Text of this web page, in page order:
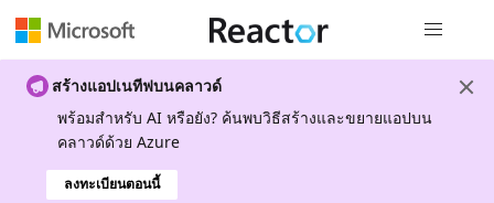
สร้างแอปเนทีฟบนคลาวด์
พร้อมสําหรับ AI หรือยัง? ค้นพบวิธีสร้างและขยายแอปบน
คลาวด์ด้วย Azure
ลงทะเบียนตอนนี้